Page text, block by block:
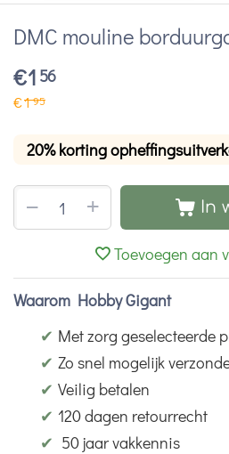
DMC mouline
€1 56
€195
20% korting
+
− In
Toevoegen aan
Waarom Hobby Gigant
✔ Met zorg geselecteerde
✔ Zo snel mogelijk
✔ Veilig betalen
✔ 120 dagen retourrecht
✔ 50 jaar vakkennis